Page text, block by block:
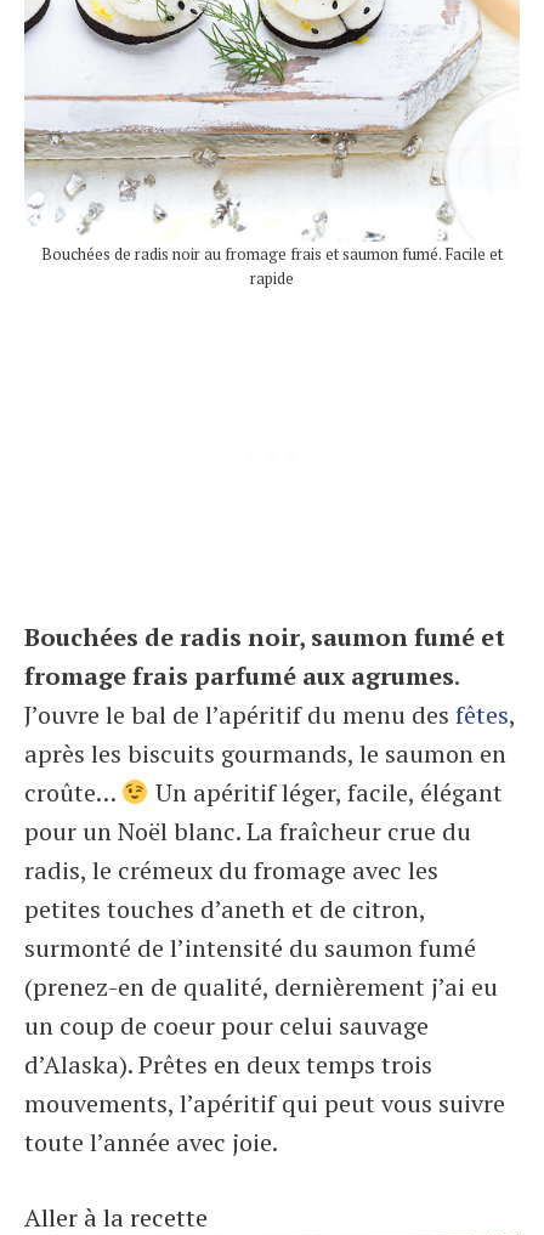
Bouchées de radis noir au fromage frais et saumon fumé. Facile et
rapide
Bouchées de radis noir, saumon fumé et
fromage frais parfumé aux agrumes.
J’ouvre le bal de l’apéritif du menu des fêtes,
après les biscuits gourmands, le saumon en
croûte…
Un apéritif léger, facile, élégant
pour un Noël blanc. La fraîcheur crue du
radis, le crémeux du fromage avec les
petites touches d’aneth et de citron,
surmonté de l’intensité du saumon fumé
(prenez-en de qualité, dernièrement j’ai eu
un coup de coeur pour celui sauvage
d’Alaska). Prêtes en deux temps trois
mouvements, l’apéritif qui peut vous suivre
toute l’année avec joie.
Aller à la recette